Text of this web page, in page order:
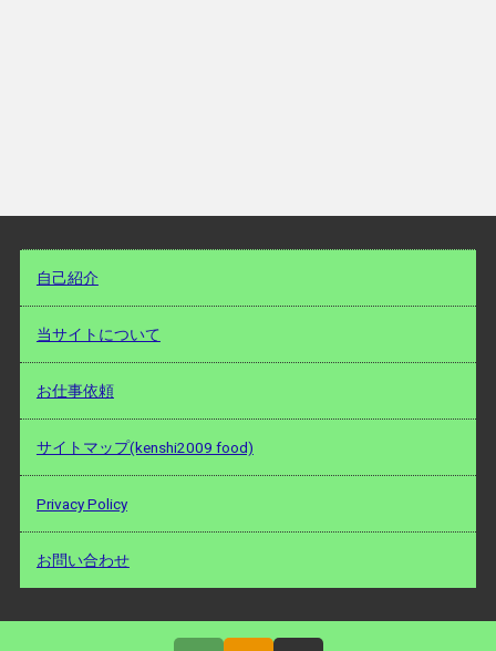
自己紹介
当サイトについて
お仕事依頼
サイトマップ(kenshi2009 food)
Privacy Policy
お問い合わせ